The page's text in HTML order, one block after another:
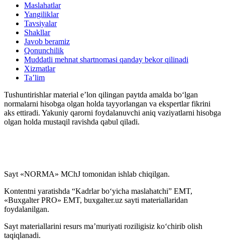
Maslahatlar
Yangiliklar
Tavsiyalar
Shakllar
Javob beramiz
Qonunchilik
Muddatli mehnat shartnomasi qanday bekor qilinadi
Xizmatlar
Ta’lim
Tushuntirishlar material e’lon qilingan paytda amalda boʻlgan
normalarni hisobga olgan holda tayyorlangan va ekspertlar fikrini
aks ettiradi. Yakuniy qarorni foydalanuvchi aniq vaziyatlarni hisobga
olgan holda mustaqil ravishda qabul qiladi.
Sayt «NORMA» MChJ tomonidan ishlab chiqilgan.
Kontentni yaratishda “Kadrlar boʻyicha maslahatchi” EMT,
«Buxgalter PRO» EMT, buxgalter.uz sayti materiallaridan
foydalanilgan.
Sayt materiallarini resurs ma’muriyati roziligisiz koʻchirib olish
taqiqlanadi.